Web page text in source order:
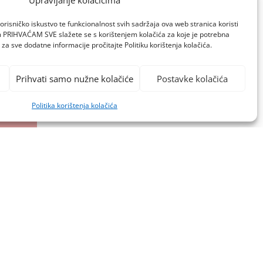
iskustvo te funkcionalnost svih sadržaja ova web stranica koristi
SVE slažete se s korištenjem kolačića za koje je potrebna
sve dodatne informacije pročitajte Politiku korištenja kolačića.
Prihvati samo nužne kolačiće Postavke kolačića
Politika korištenja kolačića